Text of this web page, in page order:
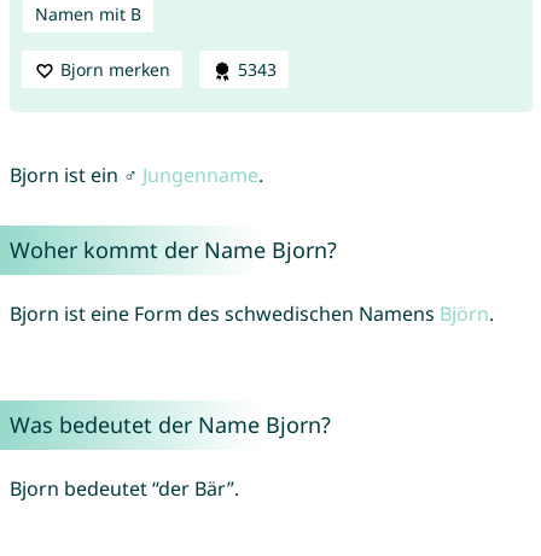
Namen mit B
Bjorn merken 5343
Bjorn ist ein ♂ Jungenname.
Woher kommt der Name Bjorn?
Bjorn ist eine Form des schwedischen Namens Björn.
Was bedeutet der Name Bjorn?
Bjorn bedeutet “der Bär”.